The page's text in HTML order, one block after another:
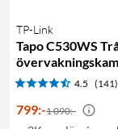
TP-Link
Tapo C530WS
4.5 (141)
799:-1 090:-